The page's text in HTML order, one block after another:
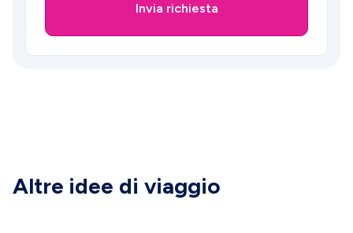
Invia richiesta
Altre idee di viaggio